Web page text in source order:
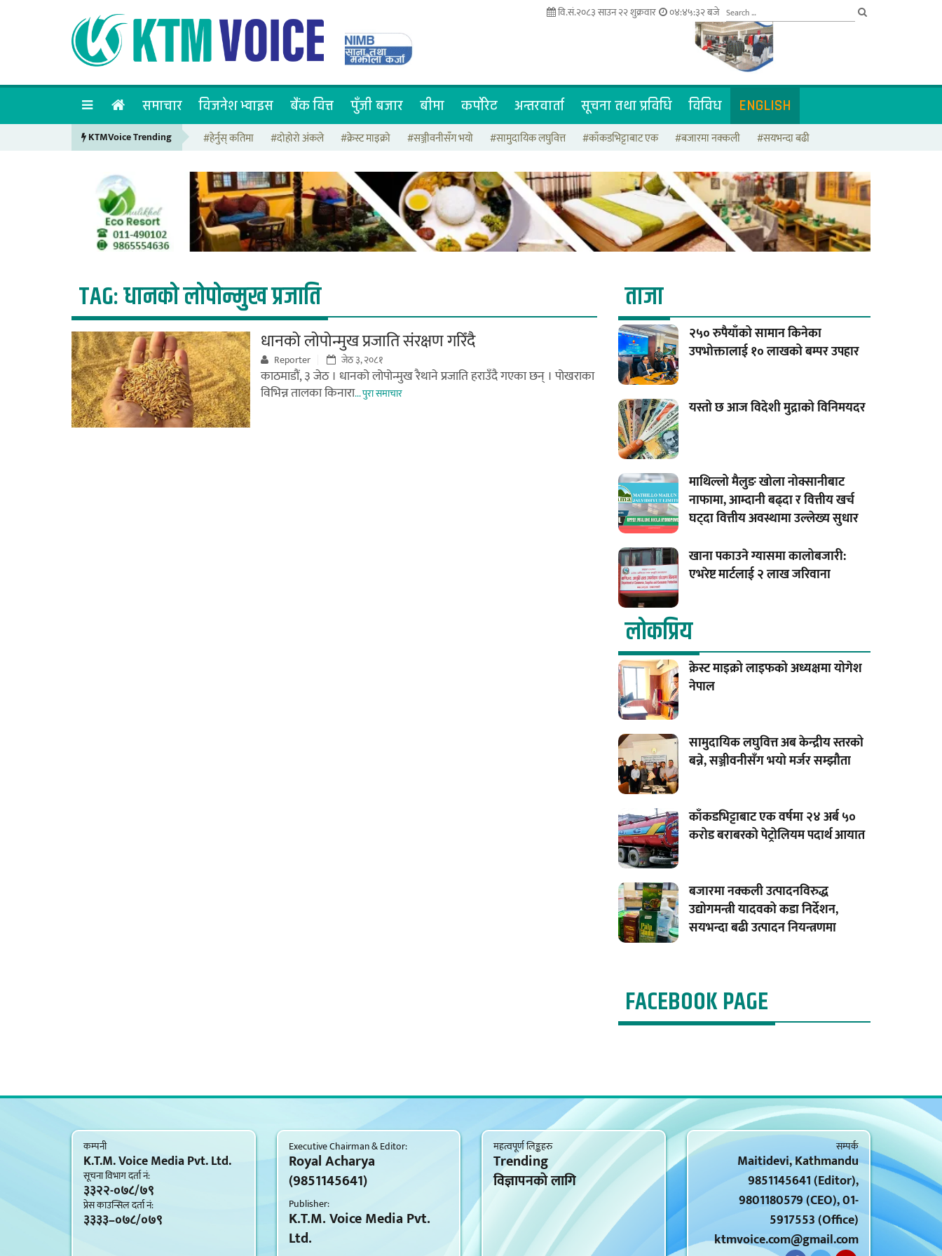
वि.सं.२०८३ साउन २२ शुक्रवार ०४:४५:३३ बजे
समाचार विजनेश भ्वाइस बैंक वित्त पुँजी बजार बीमा कर्पोरेट अन्तरवार्ता सूचना तथा प्रविधि विविध ENGLISH
KTMVoice Trending #हेर्नुस् कतिमा #दोहोरो अंकले #क्रेस्ट माइक्रो #सञ्जीवनीसँग भयो #सामुदायिक लघुवित्त #काँकडभिट्टाबाट एक #बजारमा नक्कली #सयभन्दा बढी
TAG:धानको लोपोन्मुख प्रजाति
धानको लोपोन्मुख प्रजाति संरक्षण गरिँदै
Reporter जेठ ३, २०८१
काठमाडौं, ३ जेठ । धानको लोपोन्मुख रैथाने प्रजाति हराउँदै गएका छन् । पोखराका
विभिन्न तालका किनारा... पुरा समाचार
ताजा
२५० रुपैयाँको सामान किनेका
उपभोक्तालाई १० लाखको बम्पर उपहार
यस्तो छ आज विदेशी मुद्राको विनिमयदर
माथिल्लो मैलुङ खोला नोक्सानीबाट
नाफामा, आम्दानी बढ्दा र वित्तीय खर्च
घट्दा वित्तीय अवस्थामा उल्लेख्य सुधार
खाना पकाउने ग्यासमा कालोबजारी:
एभरेष्ट मार्टलाई २ लाख जरिवाना
लाेकप्रिय
क्रेस्ट माइक्रो लाइफको अध्यक्षमा योगेश
नेपाल
सामुदायिक लघुवित्त अब केन्द्रीय स्तरको
बन्ने, सञ्जीवनीसँग भयो मर्जर सम्झौता
काँकडभिट्टाबाट एक वर्षमा २४ अर्ब ५०
करोड बराबरको पेट्रोलियम पदार्थ आयात
बजारमा नक्कली उत्पादनविरुद्ध
उद्योगमन्त्री यादवको कडा निर्देशन,
सयभन्दा बढी उत्पादन नियन्त्रणमा
FACEBOOK PAGE
कम्पनी
K.T.M. Voice Media Pvt. Ltd.
सूचना विभाग दर्ता नं‍:
३३२२-०७८/७९
प्रेस काउन्सिल दर्ता नं‍:
३३३३–०७८/०७९
Executive Chairman & Editor:
Royal Acharya
(9851145641)
Publisher:
K.T.M. Voice Media Pvt.
Ltd.
महत्वपूर्ण लिङ्कहरु
Trending
विज्ञापनकाे लागि
सम्पर्क
Maitidevi, Kathmandu
9851145641 (Editor),
9801180579 (CEO), 01-
5917553 (Office)
ktmvoice.com@gmail.com